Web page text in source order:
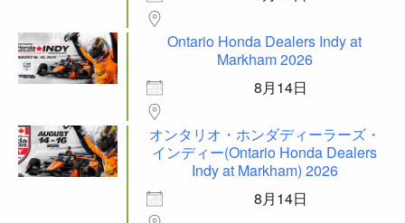
Ontario Honda Dealers Indy at
Markham 2026
8月14日
オンタリオ・ホンダディーラーズ・
インディー(Ontario Honda Dealers
Indy at Markham) 2026
8月14日